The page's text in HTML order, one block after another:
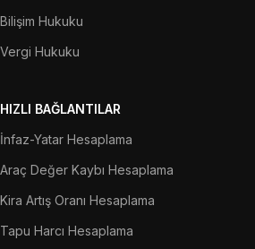
Bilişim Hukuku
Vergi Hukuku
HIZLI BAĞLANTILAR
İnfaz-Yatar Hesaplama
Araç Değer Kaybı Hesaplama
Kira Artış Oranı Hesaplama
Tapu Harcı Hesaplama